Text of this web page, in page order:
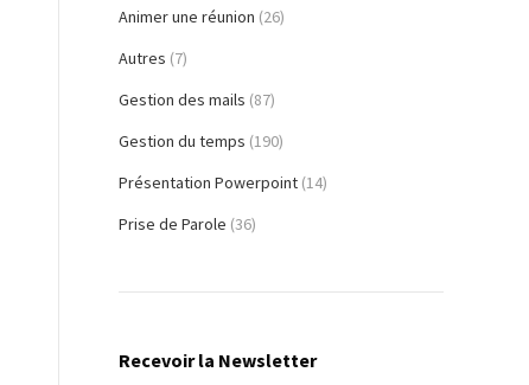
Animer une réunion (26)
Autres (7)
Gestion des mails (87)
Gestion du temps (190)
Présentation Powerpoint (14)
Prise de Parole (36)
Recevoir la Newsletter